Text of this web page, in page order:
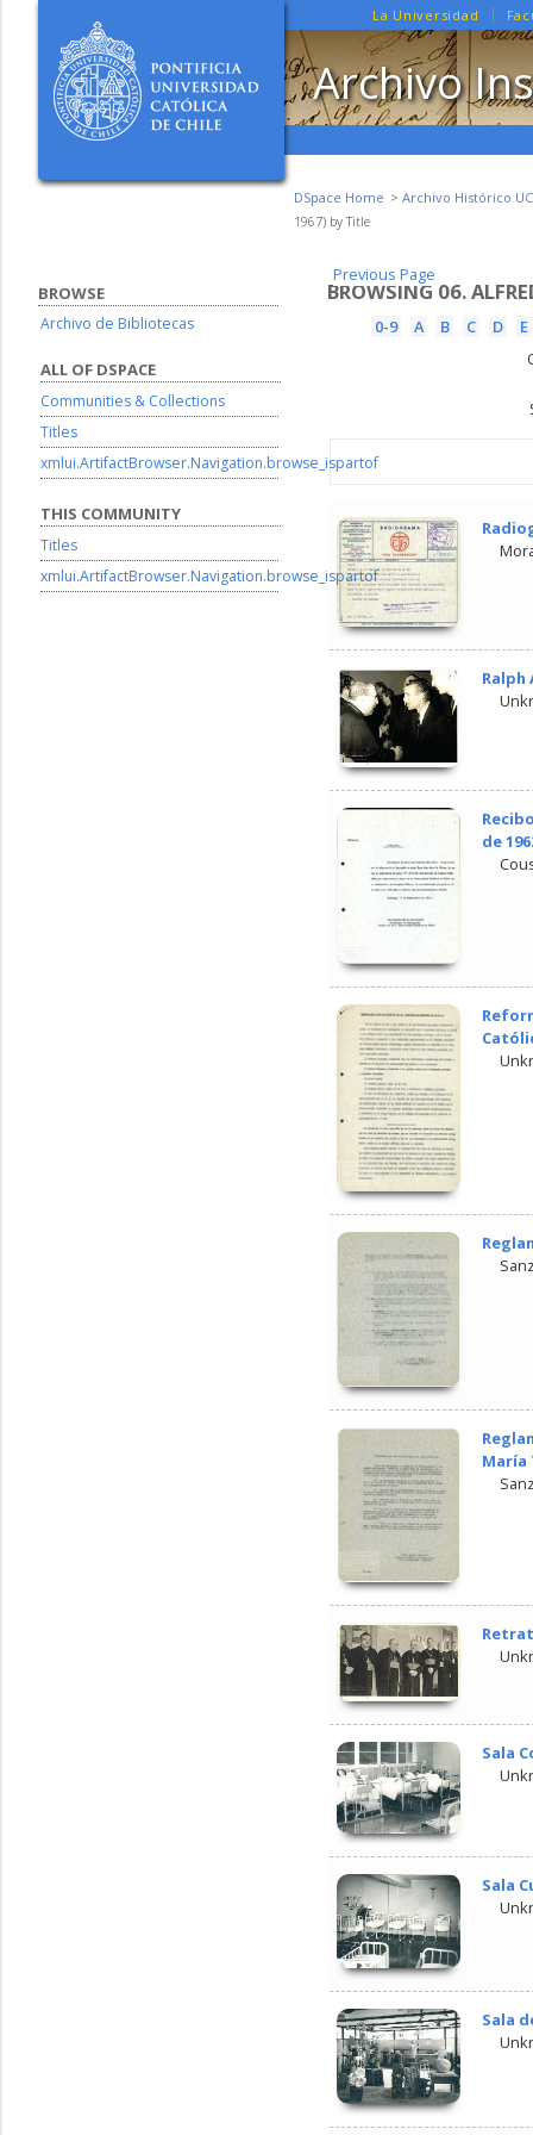
La Universidad
Archivo
DSpace Home
Archivo Histórico UC
1967) by Title
BROWSING 06.
0-9 A B C D
E
Previous Page
Ralph
de
María
Sala
Sala
Sala
Previous Page
BROWSE
Archivo de Bibliotecas
ALL OF DSPACE
Communities & Collections
Titles
xmlui.ArtifactBrowser.Navigation.browse_ispartof
THIS COMMUNITY
Titles
xmlui.ArtifactBrowser.Navigation.browse_ispartof